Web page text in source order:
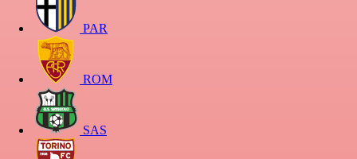
PAR
ROM
SAS